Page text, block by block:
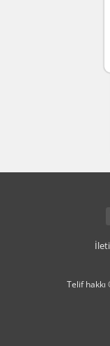
Telif hakkı